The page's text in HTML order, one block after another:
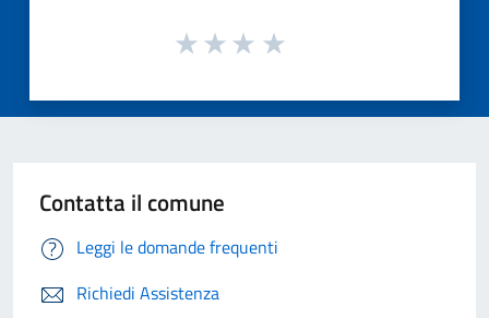
Contatta il comune
Leggi le domande frequenti
Richiedi Assistenza